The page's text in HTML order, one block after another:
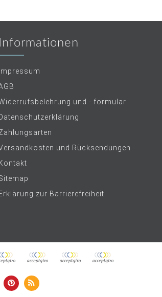
Informationen
Impressum
und - formular
Datenschutzerklärung
und Rücksendungen
Kontakt
Erklärung zur Barrierefreiheit